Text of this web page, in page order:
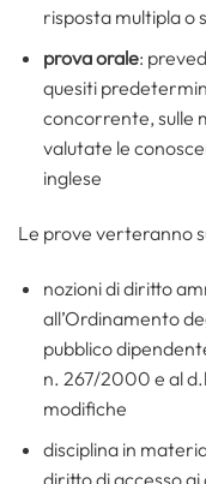
risposta multipla o
prova orale:
quesiti
concorrente, sulle
valutate le
inglese
Le prove verteranno
nozioni di diritto
all’Ordinamento
pubblico
n. 267/2000 e al
modifiche
disciplina in